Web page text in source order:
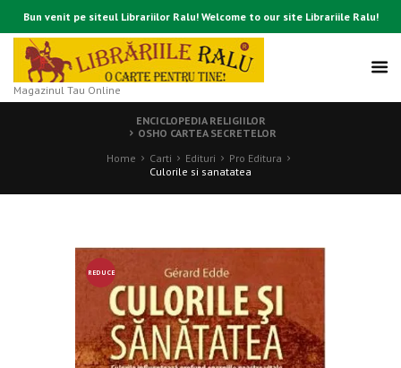
Bun venit pe siteul Librariilor Ralu! Welcome to our site Librariile Ralu!
Magazinul Tau Online
ENCICLOPEDIA RELIGIILOR
OSHO CARTEA SECRETELOR
Home
Carti Edituri
Pro Editura
Culorile si sanatatea
REDUCE